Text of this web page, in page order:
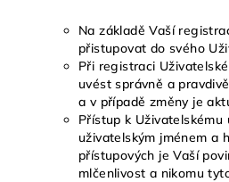
Na základě Vaší
přistupovat do svého
Při registraci
uvést správně a
a v případě změny je
Přístup k Uživatelskému
uživatelským jménem a
přístupových je Vaší
mlčenlivost a nikomu